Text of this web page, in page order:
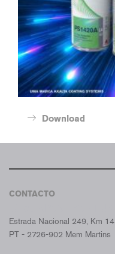
Download
CONTACTO
Estrada Nacional 249, Km 14
PT - 2726-902 Mem Martins